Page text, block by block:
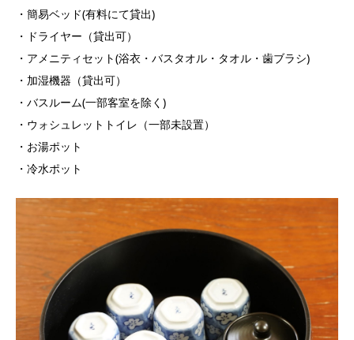
・簡易ベッド(有料にて貸出)
・ドライヤー（貸出可）
・アメニティセット(浴衣・バスタオル・タオル・歯ブラシ)
・加湿機器（貸出可）
・バスルーム(一部客室を除く)
・ウォシュレットトイレ（一部未設置）
・お湯ポット
・冷水ポット